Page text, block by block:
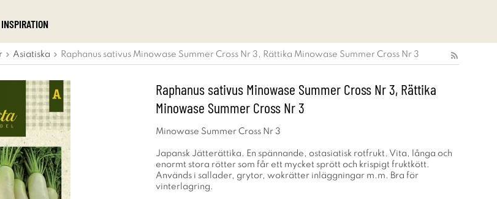
INSPIRATION
Asiatiska Raphanus sativus Minowase Summer Cross Nr 3, Rättika Minowase Summer Cross Nr 3
Raphanus sativus Minowase Summer Cross Nr 3, Rättika
Minowase Summer Cross Nr 3
Minowase Summer Cross Nr 3
Japansk Jätterättika. En spännande, ostasiatisk rotfrukt. Vita, långa och
enormt stora rötter som får ett mycket sprött och krispigt fruktkött.
Används i sallader, grytor, wokrätter inläggningar m.m. Bra för
vinterlagring.